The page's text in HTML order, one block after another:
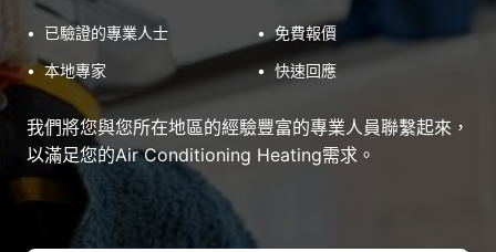
• 已驗證的專業人士 • 免費報價
• 本地專家 • 快速回應
我們將您與您所在地區的經驗豐富的專業人員聯繫起來，
以滿足您的Air Conditioning Heating需求。